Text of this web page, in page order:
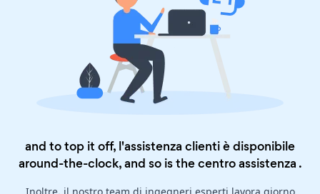
and to top it off, l'assistenza clienti è disponibile
around-the-clock, and so is thecentro assistenza .